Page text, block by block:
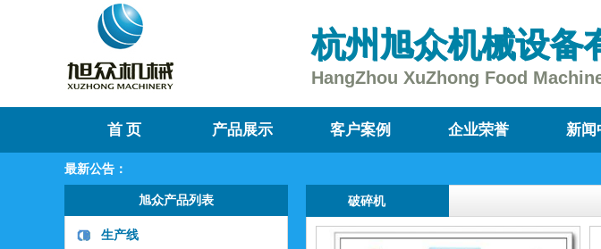
杭州旭众机械设备
HangZhou XuZhong Food
首 页 产品展示 客户案例 企业荣誉 新闻
最新公告：
旭众产品列表
生产线
破碎机